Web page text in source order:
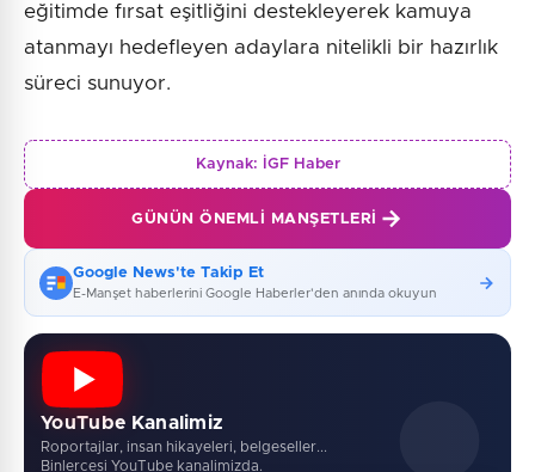
eğitimde fırsat eşitliğini destekleyerek kamuya
atanmayı hedefleyen adaylara nitelikli bir hazırlık
süreci sunuyor.
Kaynak: İGF Haber
GÜNÜN ÖNEMLI MANŞETLERI
Google News'te Takip Et
E-Manşet haberlerini Google Haberler'den anında okuyun
YouTube Kanalimiz
Roportajlar, insan hikayeleri, belgeseller...
Binlercesi YouTube kanalimizda.